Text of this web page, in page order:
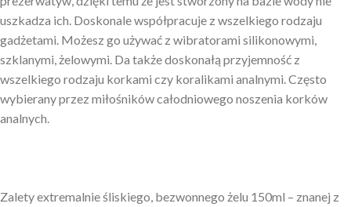
uszkadza ich. Doskonale współpracuje z wszelkiego rodzaju
gadżetami. Możesz go używać z wibratorami silikonowymi,
szklanymi, żelowymi. Da także doskonałą przyjemność z
wszelkiego rodzaju korkami czy koralikami analnymi. Często
wybierany przez miłośników całodniowego noszenia korków
analnych.
Zalety extremalnie śliskiego, bezwonnego żelu 150ml – znanej z